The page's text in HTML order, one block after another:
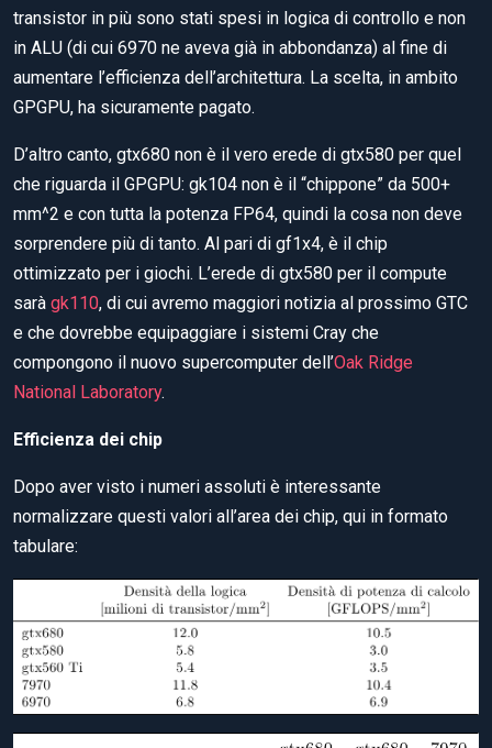
transistor in più sono stati spesi in logica di controllo e non
in ALU (di cui 6970 ne aveva già in abbondanza) al fine di
aumentare l’efficienza dell’architettura. La scelta, in ambito
GPGPU, ha sicuramente pagato.
D’altro canto, gtx680 non è il vero erede di gtx580 per quel
che riguarda il GPGPU: gk104 non è il “chippone” da 500+
mm^2 e con tutta la potenza FP64, quindi la cosa non deve
sorprendere più di tanto. Al pari di gf1x4, è il chip
ottimizzato per i giochi. L’erede di gtx580 per il compute
sarà gk110, di cui avremo maggiori notizia al prossimo GTC
e che dovrebbe equipaggiare i sistemi Cray che
compongono il nuovo supercomputer dell’Oak Ridge
National Laboratory.
Efficienza dei chip
Dopo aver visto i numeri assoluti è interessante
normalizzare questi valori all’area dei chip, qui in formato
tabulare: